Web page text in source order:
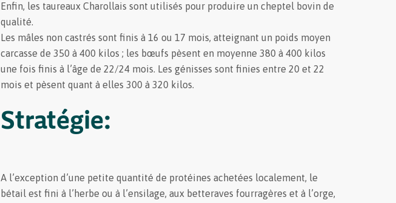
Enfin, les taureaux Charollais sont utilisés pour produire un cheptel bovin de
qualité.
Les mâles non castrés sont finis à 16 ou 17 mois, atteignant un poids moyen
carcasse de 350 à 400 kilos ; les bœufs pèsent en moyenne 380 à 400 kilos
une fois finis à l’âge de 22/24 mois. Les génisses sont finies entre 20 et 22
mois et pèsent quant à elles 300 à 320 kilos.
Stratégie:
A l’exception d’une petite quantité de protéines achetées localement, le
bétail est fini à l’herbe ou à l’ensilage, aux betteraves fourragères et à l’orge,